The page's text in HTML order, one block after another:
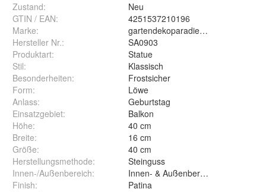
Zustand:
Neu
GTIN / EAN:
4251537210196
Marke:
gartendekoparadies.de
Hersteller Nr.:
SA0903
Produktart:
Statue
Stil:
Klassisch
Besonderheiten:
Frostsicher
Form:
Löwe
Anlass:
Geburtstag
Einsatzgebiet:
Balkon
Höhe:
40 cm
Breite:
16 cm
Größe:
40 cm
Herstellungsmethode:
Steinguss
Innen-/Außenbereich:
Innen- & Außenbereich
Finish:
Patina